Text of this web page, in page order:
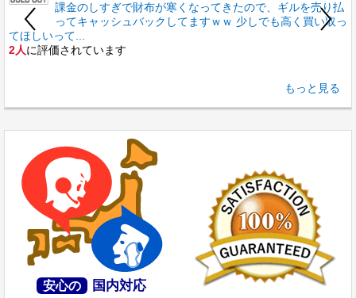
課金のしすぎで財布が寒くなってきたので、ギルを売り払
ってキャッシュバックしてますｗｗ 少しでも高く買い取っ
てほしいって...
2人に評価されています
もっと見る
安心の 国内対応